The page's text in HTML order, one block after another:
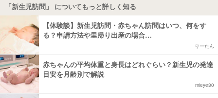
「新生児訪問」 についてもっと詳しく知る
【体験談】新生児訪問・赤ちゃん訪問はいつ、何をす
る？申請方法や里帰り出産の場合…
りーたん
赤ちゃんの平均体重と身長はどれぐらい？新生児の発達
目安を月齢別で解説
mieye30